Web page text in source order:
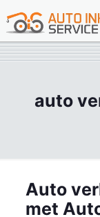
auto
Auto
met